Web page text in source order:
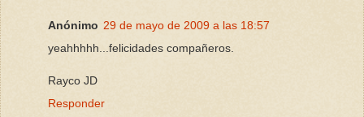
Anónimo 29 de mayo de 2009 a las 18:57
yeahhhhh...felicidades compañeros.
Rayco JD
Responder